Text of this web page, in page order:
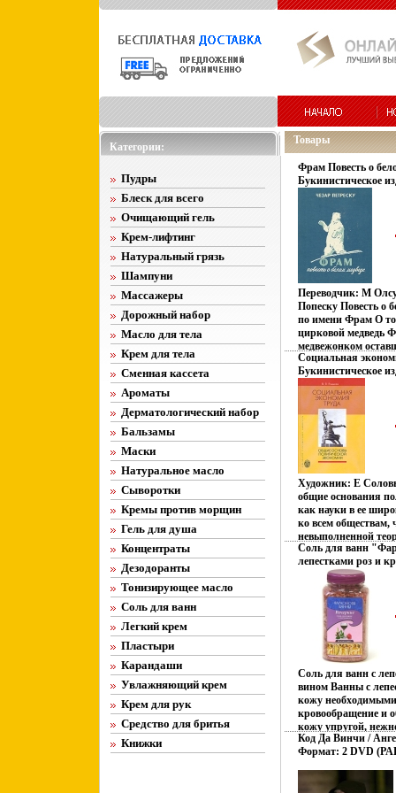
Категории:
Пудры
Блеск для всего
Очищающий гель
Крем-лифтинг
Натуральный грязь
Шампуни
Массажеры
Дорожный набор
Масло для тела
Крем для тела
Сменная кассета
Ароматы
Дерматологический набор
Бальзамы
Маски
Натуральное масло
Сыворотки
Кремы против морщин
Гель для душа
Концентраты
Дезодоранты
Тонизирующее масло
Соль для ванн
Легкий крем
Пластыри
Карандаши
Увлажняющий крем
Крем для рук
Средство для бритья
Книжки
Товары
Фрам Повесть о
Букинистическое
Хорошая
Переводчик: М
Попеску Повесть о
по имени Фрам О
цирковой медведь
медвежонком
попавший бшмшяк
родные края, в
Петреску.
Социальная
Букинистическое
Хорошая 2007 г
ISBN 978-5-288-
Формат: 704x100/
Художник: Е
общие основания
как науки в ее
ко всем обществам,
невыполненной
задачейбшпжм В
основания
человеческого
действительный
Соответственно,
предстает как
призванная, в
политическую
ее стоимостную
одной
Вместо
новой парадигмы
вводится трудовая
стоимости,
потребительной
формы Для
преподавателей и
социологии
Соль для ванн
лепестками роз и
Товар
Соль для ванн с
вином Ванны с
кожу
кровообращение и
кожу упругой,
Нежный
освежает и
удовольствия,
Код Да Винчи /
Формат: 2 DVD